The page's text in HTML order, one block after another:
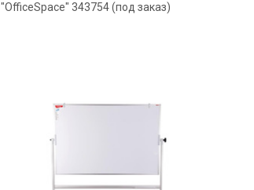
"OfficeSpace" 343754 (под заказ)